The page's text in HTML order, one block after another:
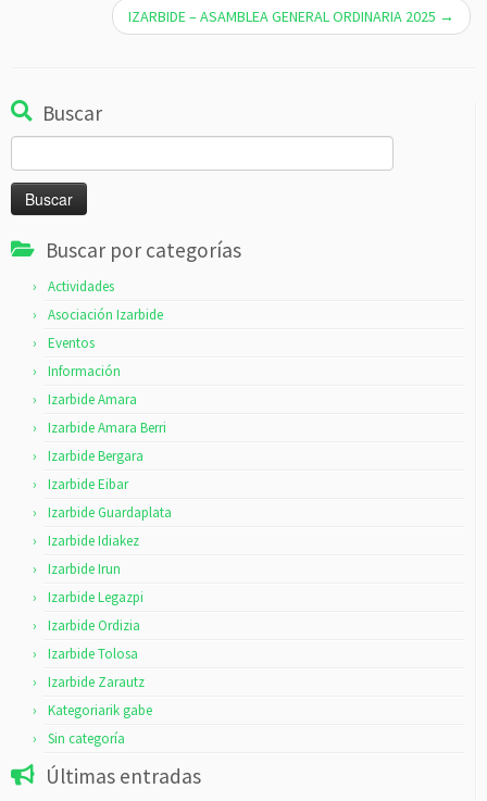
IZARBIDE – ASAMBLEA GENERAL ORDINARIA 2025 →
Buscar
Buscar por categorías
Actividades
Asociación Izarbide
Eventos
Información
Izarbide Amara
Izarbide Amara Berri
Izarbide Bergara
Izarbide Eibar
Izarbide Guardaplata
Izarbide Idiakez
Izarbide Irun
Izarbide Legazpi
Izarbide Ordizia
Izarbide Tolosa
Izarbide Zarautz
Kategoriarik gabe
Sin categoría
Últimas entradas